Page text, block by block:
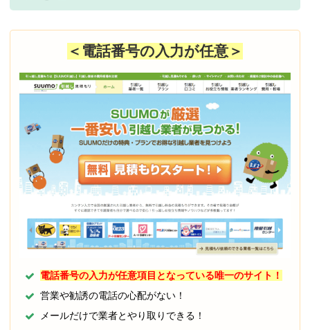
＜電話番号の入力が任意＞
電話番号の入力が任意項目となっている唯一のサイト！
営業や勧誘の電話の心配がない！
メールだけで業者とやり取りできる！